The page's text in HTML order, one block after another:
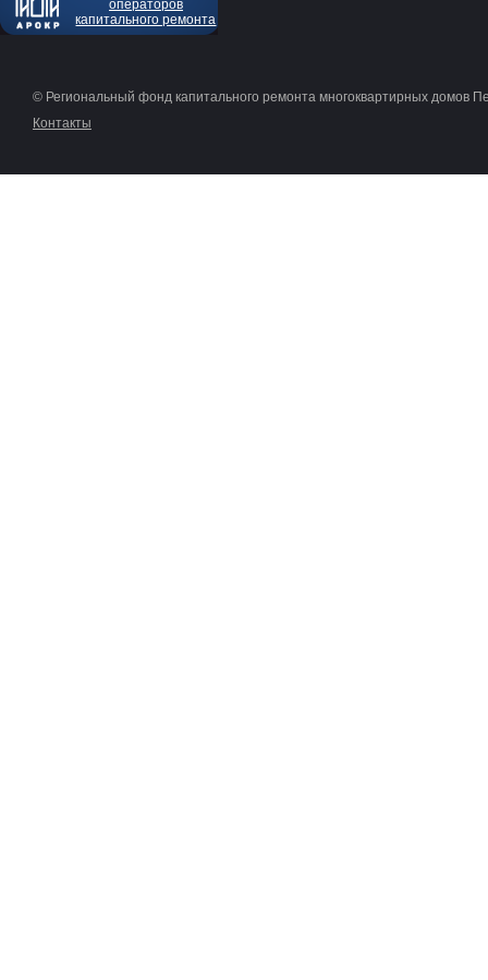
операторов
капитального ремонта
© Региональный фонд капитального ремонта многоквартирных домов
Контакты